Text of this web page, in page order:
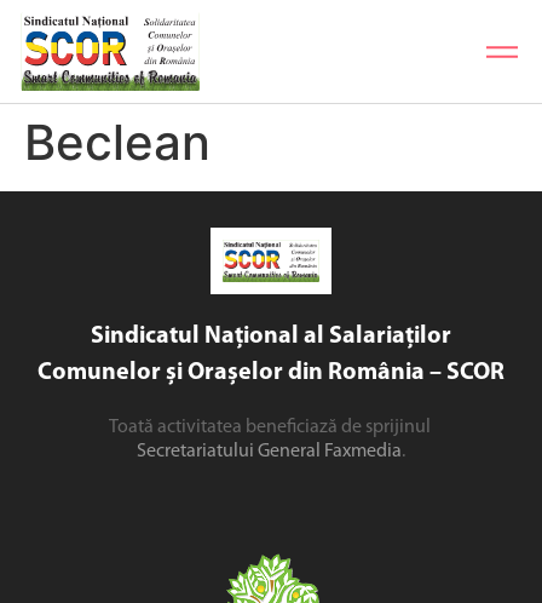
Beclean
Sindicatul Național al Salariaților
Comunelor și Orașelor din România – SCOR
Toată activitatea beneficiază de sprijinul
Secretariatului General Faxmedia.